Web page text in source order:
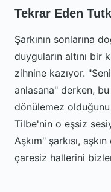
Tekrar Eden
Şarkının sonlarına
duyguların altını
zihnine kazıyor.
anlasana" derken,
dönülemez olduğunu
Tilbe'nin o eşsiz
Aşkım" şarkısı,
çaresiz hallerini